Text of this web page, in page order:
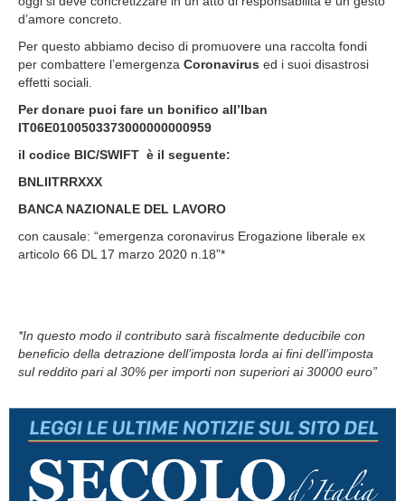
d’amore concreto.
Per questo abbiamo deciso di promuovere una raccolta fondi
per combattere l’emergenza Coronavirus ed i suoi disastrosi
effetti sociali.
Per donare puoi fare un bonifico all’Iban
IT06E0100503373000000000959
il codice BIC/SWIFT è il seguente:
BNLIITRRXXX
BANCA NAZIONALE DEL LAVORO
con causale: “emergenza coronavirus Erogazione liberale ex
articolo 66 DL 17 marzo 2020 n.18”*
*In questo modo il contributo sarà fiscalmente deducibile con
beneficio della detrazione dell’imposta lorda ai fini dell’imposta
sul reddito pari al 30% per importi non superiori ai 30000 euro”